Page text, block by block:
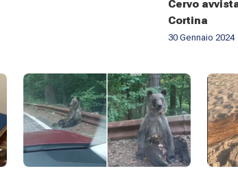
Cervo
Cortina
30 Gennaio 2024